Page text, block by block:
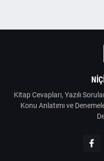
Kitap Cevapları, Yazılı
Konu Anlatımı ve